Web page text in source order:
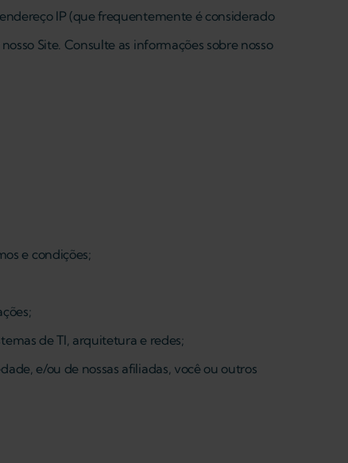
IP (que frequentemente é considerado
Site. Consulte as informações sobre nosso
e condições;
de TI, arquitetura e redes;
e/ou de nossas afiliadas, você ou outros